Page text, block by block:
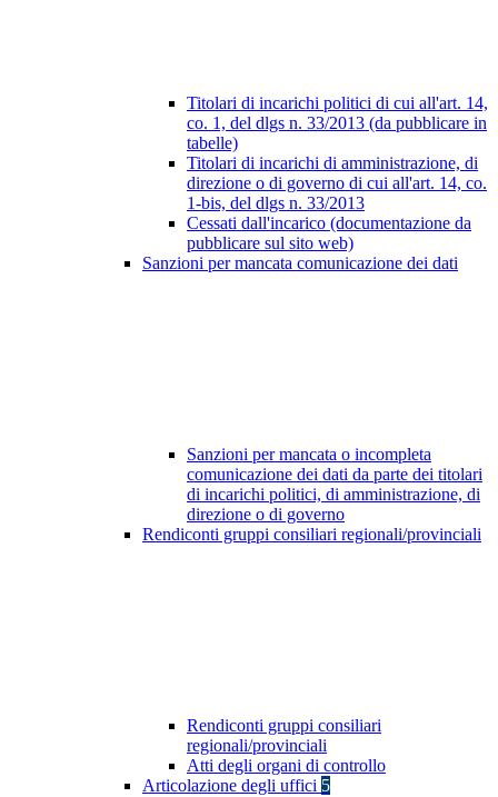
Titolari di incarichi politici di cui all'art. 14,
co. 1, del dlgs n. 33/2013 (da pubblicare in
tabelle)
Titolari di incarichi di amministrazione, di
direzione o di governo di cui all'art. 14, co.
1-bis, del dlgs n. 33/2013
Cessati dall'incarico (documentazione da
pubblicare sul sito web)
Sanzioni per mancata comunicazione dei dati
Sanzioni per mancata o incompleta
comunicazione dei dati da parte dei titolari
di incarichi politici, di amministrazione, di
direzione o di governo
Rendiconti gruppi consiliari regionali/provinciali
Rendiconti gruppi consiliari
regionali/provinciali
Atti degli organi di controllo
Articolazione degli uffici 5